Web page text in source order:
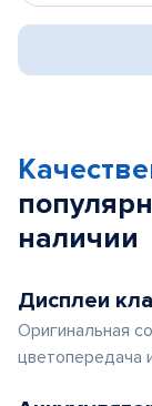
наличии
Дисплеи
Оригинальная
цветопередача